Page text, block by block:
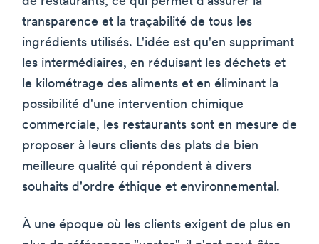
transparence et la traçabilité de tous les
ingrédients utilisés. L'idée est qu'en supprimant
les intermédiaires, en réduisant les déchets et
le kilométrage des aliments et en éliminant la
possibilité d'une intervention chimique
commerciale, les restaurants sont en mesure de
proposer à leurs clients des plats de bien
meilleure qualité qui répondent à divers
souhaits d'ordre éthique et environnemental.
À une époque où les clients exigent de plus en